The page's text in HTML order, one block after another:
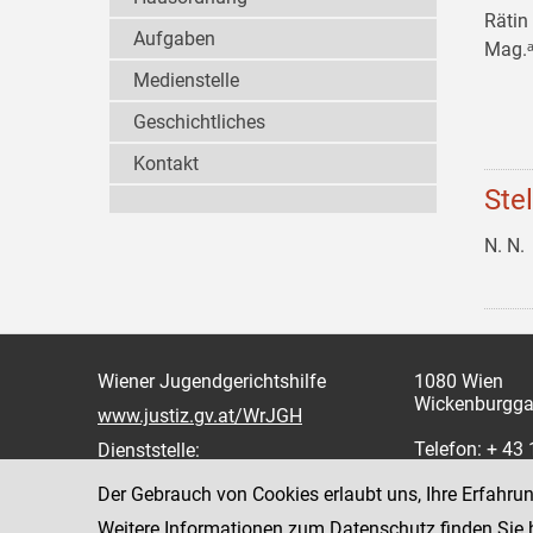
Rätin
N. N.
Aufgaben
Medienstelle
Geschichtliches
Kontakt
Wiener Jugendgerichtshilfe
www.justiz.gv.at/WrJGH
Dienststelle:
1080 Wien
Telefon: + 43
Fax: +43 1
Der Gebrauch von Cookies erlaubt uns, Ihre